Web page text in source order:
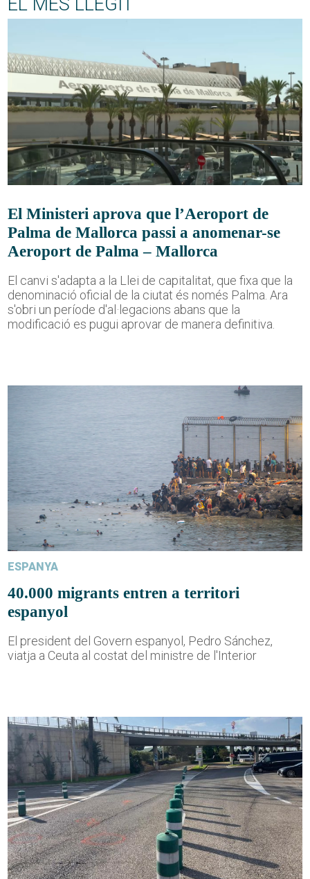
EL MÉS LLEGIT
El Ministeri aprova que l’Aeroport de
Palma de Mallorca passi a anomenar-se
Aeroport de Palma – Mallorca
El canvi s'adapta a la Llei de capitalitat, que fixa que la
denominació oficial de la ciutat és només Palma. Ara
s'obri un període d'al·legacions abans que la
modificació es pugui aprovar de manera definitiva.
ESPANYA
40.000 migrants entren a territori
espanyol
El president del Govern espanyol, Pedro Sánchez,
viatja a Ceuta al costat del ministre de l'Interior